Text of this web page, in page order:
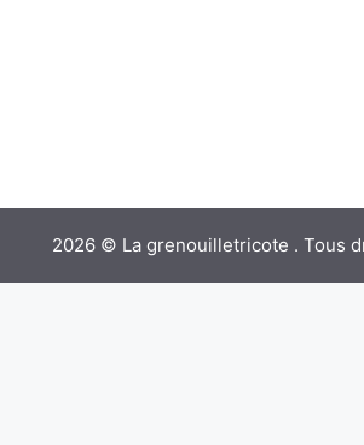
2026 © La grenouilletricote . Tous